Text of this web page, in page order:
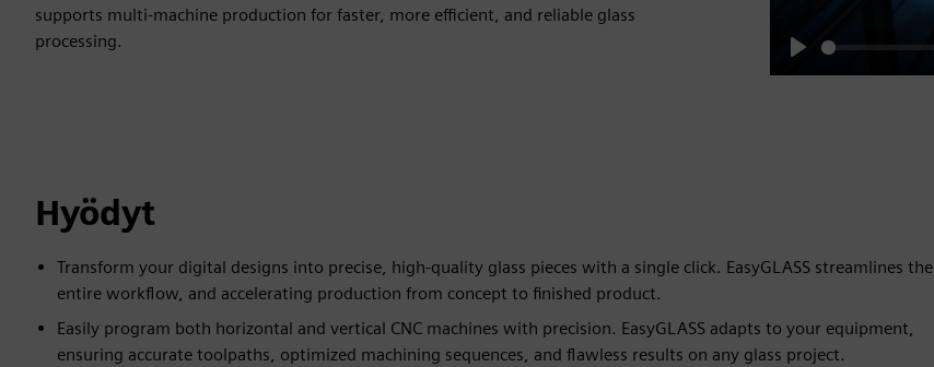
supports multi-machine production for faster, more efficient, and reliable glass
processing.
Play
Hyödyt
Transform your digital designs into precise, high-quality glass pieces with a single click. EasyGLASS streamlines the
entire workflow, and accelerating production from concept to finished product.
Easily program both horizontal and vertical CNC machines with precision. EasyGLASS adapts to your equipment,
ensuring accurate toolpaths, optimized machining sequences, and flawless results on any glass project.